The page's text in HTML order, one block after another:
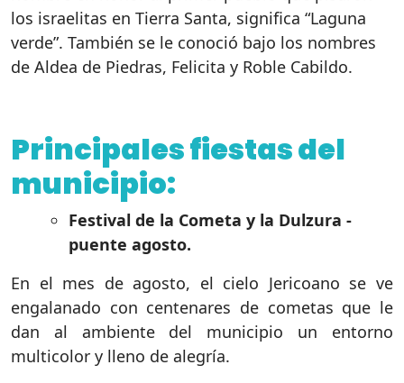
los israelitas en Tierra Santa, significa “Laguna
verde”. También se le conoció bajo los nombres
de Aldea de Piedras, Felicita y Roble Cabildo.
Principales fiestas del
municipio:
Festival de la Cometa y la Dulzura -
puente agosto.
En el mes de agosto, el cielo Jericoano se ve
engalanado con centenares de cometas que le
dan al ambiente del municipio un entorno
multicolor y lleno de alegría.